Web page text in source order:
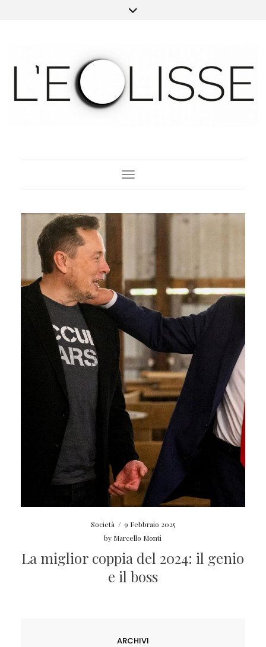
Toggle Navigation
Società / 9 Febbraio 2025
by Marcello Monti
La miglior coppia del 2024: il genio
e il boss
ARCHIVI